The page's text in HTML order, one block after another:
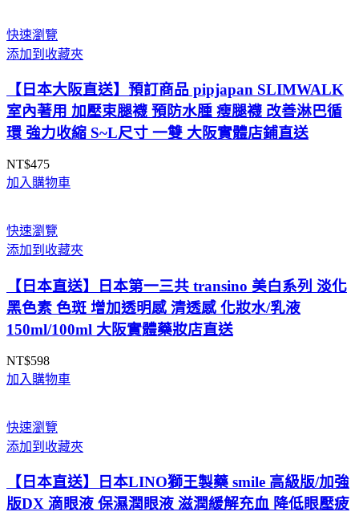
快速瀏覽
添加到收藏夾
【日本大阪直送】預訂商品 pipjapan SLIMWALK
室內著用 加壓束腿襪 預防水腫 瘦腿襪 改善淋巴循
環 強力收縮 S~L尺寸 一雙 大阪實體店鋪直送
NT$475
加入購物車
快速瀏覽
添加到收藏夾
【日本直送】日本第一三共 transino 美白系列 淡化
黑色素 色斑 增加透明感 清透感 化妝水/乳液
150ml/100ml 大阪實體藥妝店直送
NT$598
加入購物車
快速瀏覽
添加到收藏夾
【日本直送】日本LINO獅王製藥 smile 高級版/加強
版DX 滴眼液 保濕潤眼液 滋潤緩解充血 降低眼壓疲